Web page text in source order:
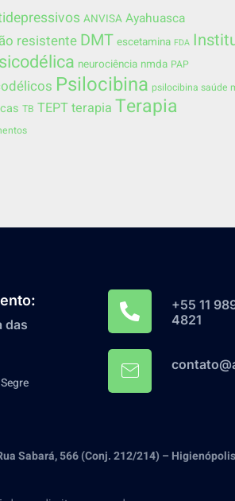
ANVISA Ayahuasca
resistente DMT escetamina FDA
neurociência nmda PAP
Psilocibina psilocibina saúde
TB TEPTterapia Terapia
das
+55 11
4821
Sabará, 566 (Conj. 212/214) –